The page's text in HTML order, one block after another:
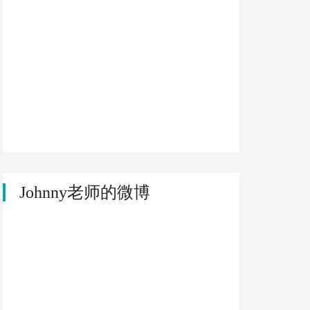
Johnny老师的微博